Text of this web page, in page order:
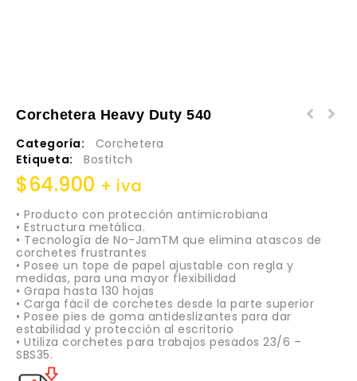
Corchetera Heavy Duty 540
Categoría:
Corchetera
Etiqueta:
Bostitch
$64.900 + iva
• Producto con protección antimicrobiana
• Estructura metálica.
• Tecnología de No-JamTM que elimina atascos de
corchetes frustrantes
• Posee un tope de papel ajustable con regla y
medidas, para una mayor flexibilidad
• Grapa hasta 130 hojas
• Carga fácil de corchetes desde la parte superior
• Posee pies de goma antideslizantes para dar
estabilidad y protección al escritorio
• Utiliza corchetes para trabajos pesados 23/6 –
SBS35.